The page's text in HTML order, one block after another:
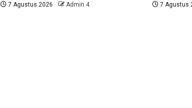
7 Agustus 2026 Admin 4 7 Agustus